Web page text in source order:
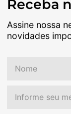
Receba
Assine nossa
novidades